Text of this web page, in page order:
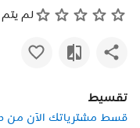
لم
تقسيط
قسط مشترياتك الآن من